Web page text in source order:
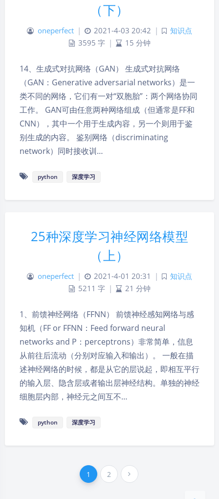
关闭 日落
（下）
oneperfect | 2021-4-03 20:42 |
知识点
3595 字 | 15 分钟
14、生成式对抗网络（GAN） 生成式对抗网络
（GAN：Generative adversarial networks）是一
类不同的网络，它们有一对“双胞胎”：两个网络协同
工作。 GAN可由任意两种网络组成（但通常是FF和
CNN），其中一个用于生成内容，另一个则用于鉴
别生成的内容。 鉴别网络（discriminating
network）同时接收训…
python 深度学习
25种深度学习神经网络模型
（上）
oneperfect | 2021-4-01 20:31 |
知识点
5211 字 | 21 分钟
1、前馈神经网络（FFNN） 前馈神经感知网络与感
知机（FF or FFNN：Feed forward neural
networks and P：perceptrons）非常简单，信息
从前往后流动（分别对应输入和输出）。 一般在描
述神经网络的时候，都是从它的层说起，即相互平行
的输入层、隐含层或者输出层神经结构。单独的神经
细胞层内部，神经元之间互不…
python 深度学习
1 2